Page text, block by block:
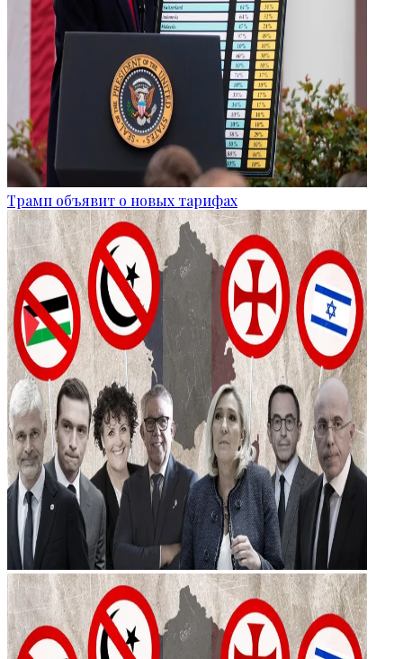
Трамп объявит о новых тарифах